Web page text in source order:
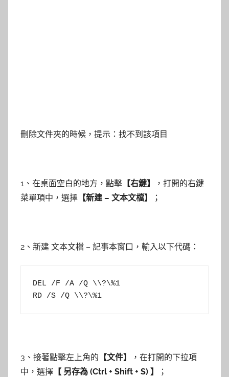
刪除文件夾的時候，提示：找不到該項目
1、在桌面空白的地方，點擊 【右鍵】
，打開的右鍵
菜單項中，選擇 【新建 – 文本文檔】 ；
2、新建 文本文檔 – 記事本窗口，輸入以下代碼：
DEL /F /A /Q \\?\%1
RD /S /Q \\?\%1
3、接著點擊左上角的 【文件】
，在打開的下拉項
中，選擇 【 另存為 (Ctrl + Shift + S) 】 ；